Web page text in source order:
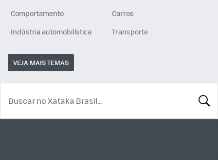
Comportamento
Carros
Indústria automobilística
Transporte
VEJA MAIS TEMAS